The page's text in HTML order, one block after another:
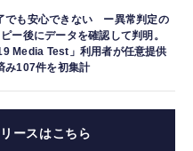
でも安心できない ー異常判定の
ー後にデータを確認して判明。
Media Test」利用者が任意提供
み107件を初集計
ースはこちら